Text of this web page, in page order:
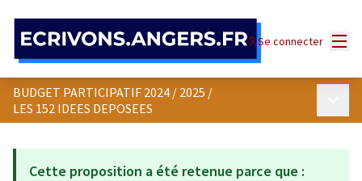
Se connecter
BUDGET PARTICIPATIF 2024 / 2025 /
LES 152 IDEES DEPOSEES
Cette proposition a été retenue parce que :